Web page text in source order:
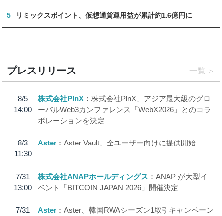
5 リミックスポイント、仮想通貨運用益が累計約1.6億円に
プレスリリース 一覧
8/5
14:00
株式会社PlnX
株式会社PlnX、アジア最大級のグロ
ーバルWeb3カンファレンス「WebX2026」とのコラ
ボレーションを決定
8/3
11:30
Aster Aster Vault、全ユーザー向けに提供開始
7/31
13:00
株式会社ANAPホールディングス
ANAP が大型イ
ベント「BITCOIN JAPAN 2026」開催決定
7/31
Aster
Aster、韓国RWAシーズン1取引キャンペーン